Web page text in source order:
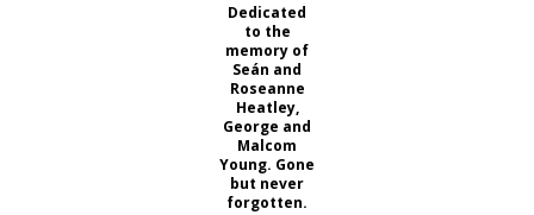
Dedicated
to the
memory of
Seán and
Roseanne
Heatley,
George and
Malcom
Young. Gone
but never
forgotten.